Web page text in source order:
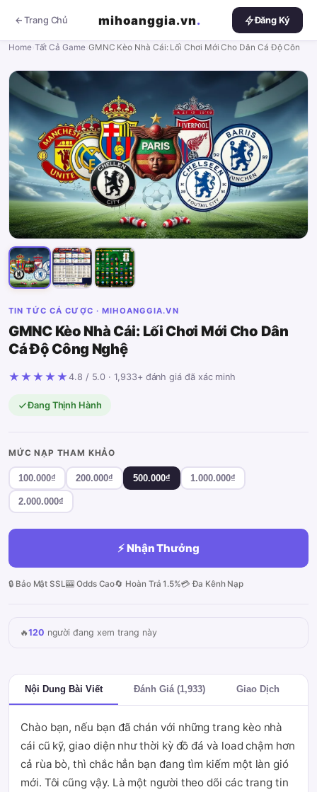
Trang Chủ mihoanggia.vn. Đăng Ký
Home› Tất Cả Game› GMNC Kèo Nhà Cái: Lối Chơi Mới Cho Dân Cá Độ Côn
TIN TỨC CÁ CƯỢC · MIHOANGGIA.VN
GMNC Kèo Nhà Cái: Lối Chơi Mới Cho Dân
Cá Độ Công Nghệ
★★★★★ 4.8 / 5.0 · 1,933+ đánh giá đã xác minh
Đang Thịnh Hành
MỨC NẠP THAM KHẢO
100.000₫ 200.000₫ 500.000₫ 1.000.000₫
2.000.000₫
⚡ Nhận Thưởng
🔒 Bảo Mật SSL🎰 Odds Cao🔄 Hoàn Trả 1.5%💳 Đa Kênh Nạp
🔥120 người đang xem trang này
Nội Dung Bài Viết Đánh Giá (1,933) Giao Dịch
Chào bạn, nếu bạn đã chán với những trang kèo nhà
cái cũ kỹ, giao diện như thời kỳ đồ đá và load chậm hơn
cả rùa bò, thì chắc hẳn bạn đang tìm kiếm một làn gió
mới. Tôi cũng vậy. Là một người theo dõi các trang tin